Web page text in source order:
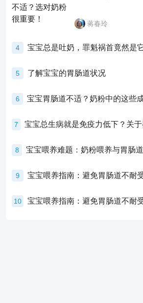
蒋春玲
4 宝宝总是吐奶，罪魁祸首竟然是
5 了解宝宝的胃肠道状况
6
7
8
9 宝宝喂养指南：避免胃肠道不耐
10 宝宝喂养指南：避免胃肠道不耐